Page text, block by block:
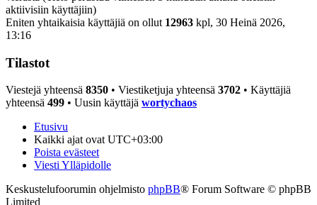
aktiivisiin käyttäjiin)
Eniten yhtaikaisia käyttäjiä on ollut 12963 kpl, 30 Heinä 2026,
13:16
Tilastot
Viestejä yhteensä 8350 • Viestiketjuja yhteensä 3702 • Käyttäjiä
yhteensä 499 • Uusin käyttäjä wortychaos
Etusivu
Kaikki ajat ovat UTC+03:00
Poista evästeet
Viesti Ylläpidolle
Keskustelufoorumin ohjelmisto phpBB® Forum Software © phpBB
Limited